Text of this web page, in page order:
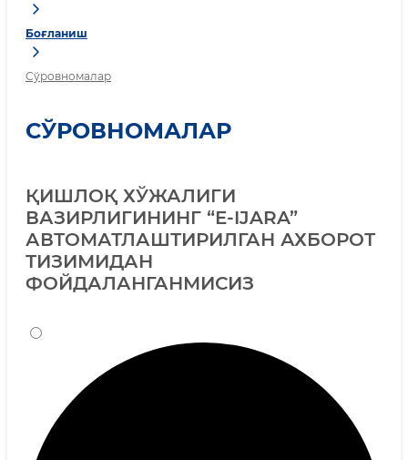
Боғланиш
Сўровномалар
СЎРОВНОМАЛАР
ҚИШЛОҚ ХЎЖАЛИГИ
ВАЗИРЛИГИНИНГ “E-IJARA”
АВТОМАТЛАШТИРИЛГАН АХБОРОТ
ТИЗИМИДАН
ФОЙДАЛАНГАНМИСИЗ